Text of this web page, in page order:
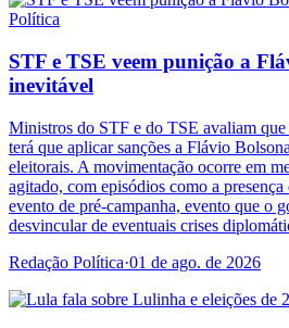
Política
STF e TSE veem punição a
inevitável
Ministros do STF e do TSE avaliam
terá que aplicar sanções a Flávio
eleitorais. A movimentação ocorre em
agitado, com episódios como a
evento de pré-campanha, evento que o
desvincular de eventuais crises
Redação Política·01 de ago. de 2026